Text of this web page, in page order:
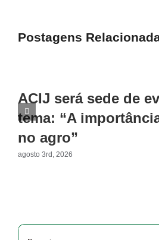
Postagens
ACIJ será sede de
tema: “A
no agro”
agosto 3rd, 2026
Buscar